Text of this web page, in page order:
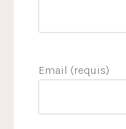
Email (requis)